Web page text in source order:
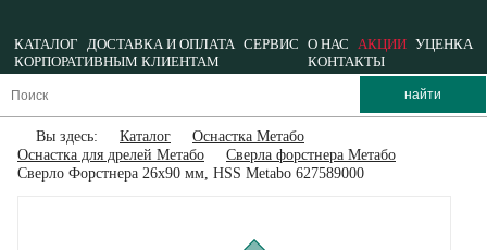
КАТАЛОГ ДОСТАВКА И ОПЛАТА СЕРВИС О НАС АКЦИИ УЦЕНКА
КОРПОРАТИВНЫМ КЛИЕНТАМ
КОНТАКТЫ
Вы здесь: Каталог
Оснастка Метабо
Оснастка для дрелей Метабо
Сверла форстнера Метабо
Сверло Форстнера 26х90 мм, HSS Metabo 627589000